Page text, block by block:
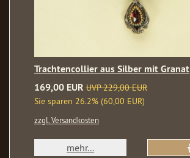
Trachtencollier aus Silber mit Granat
169,00 EUR UVP 229,00 EUR
Sie sparen 26.2% (60,00 EUR)
zzgl. Versandkosten
mehr...